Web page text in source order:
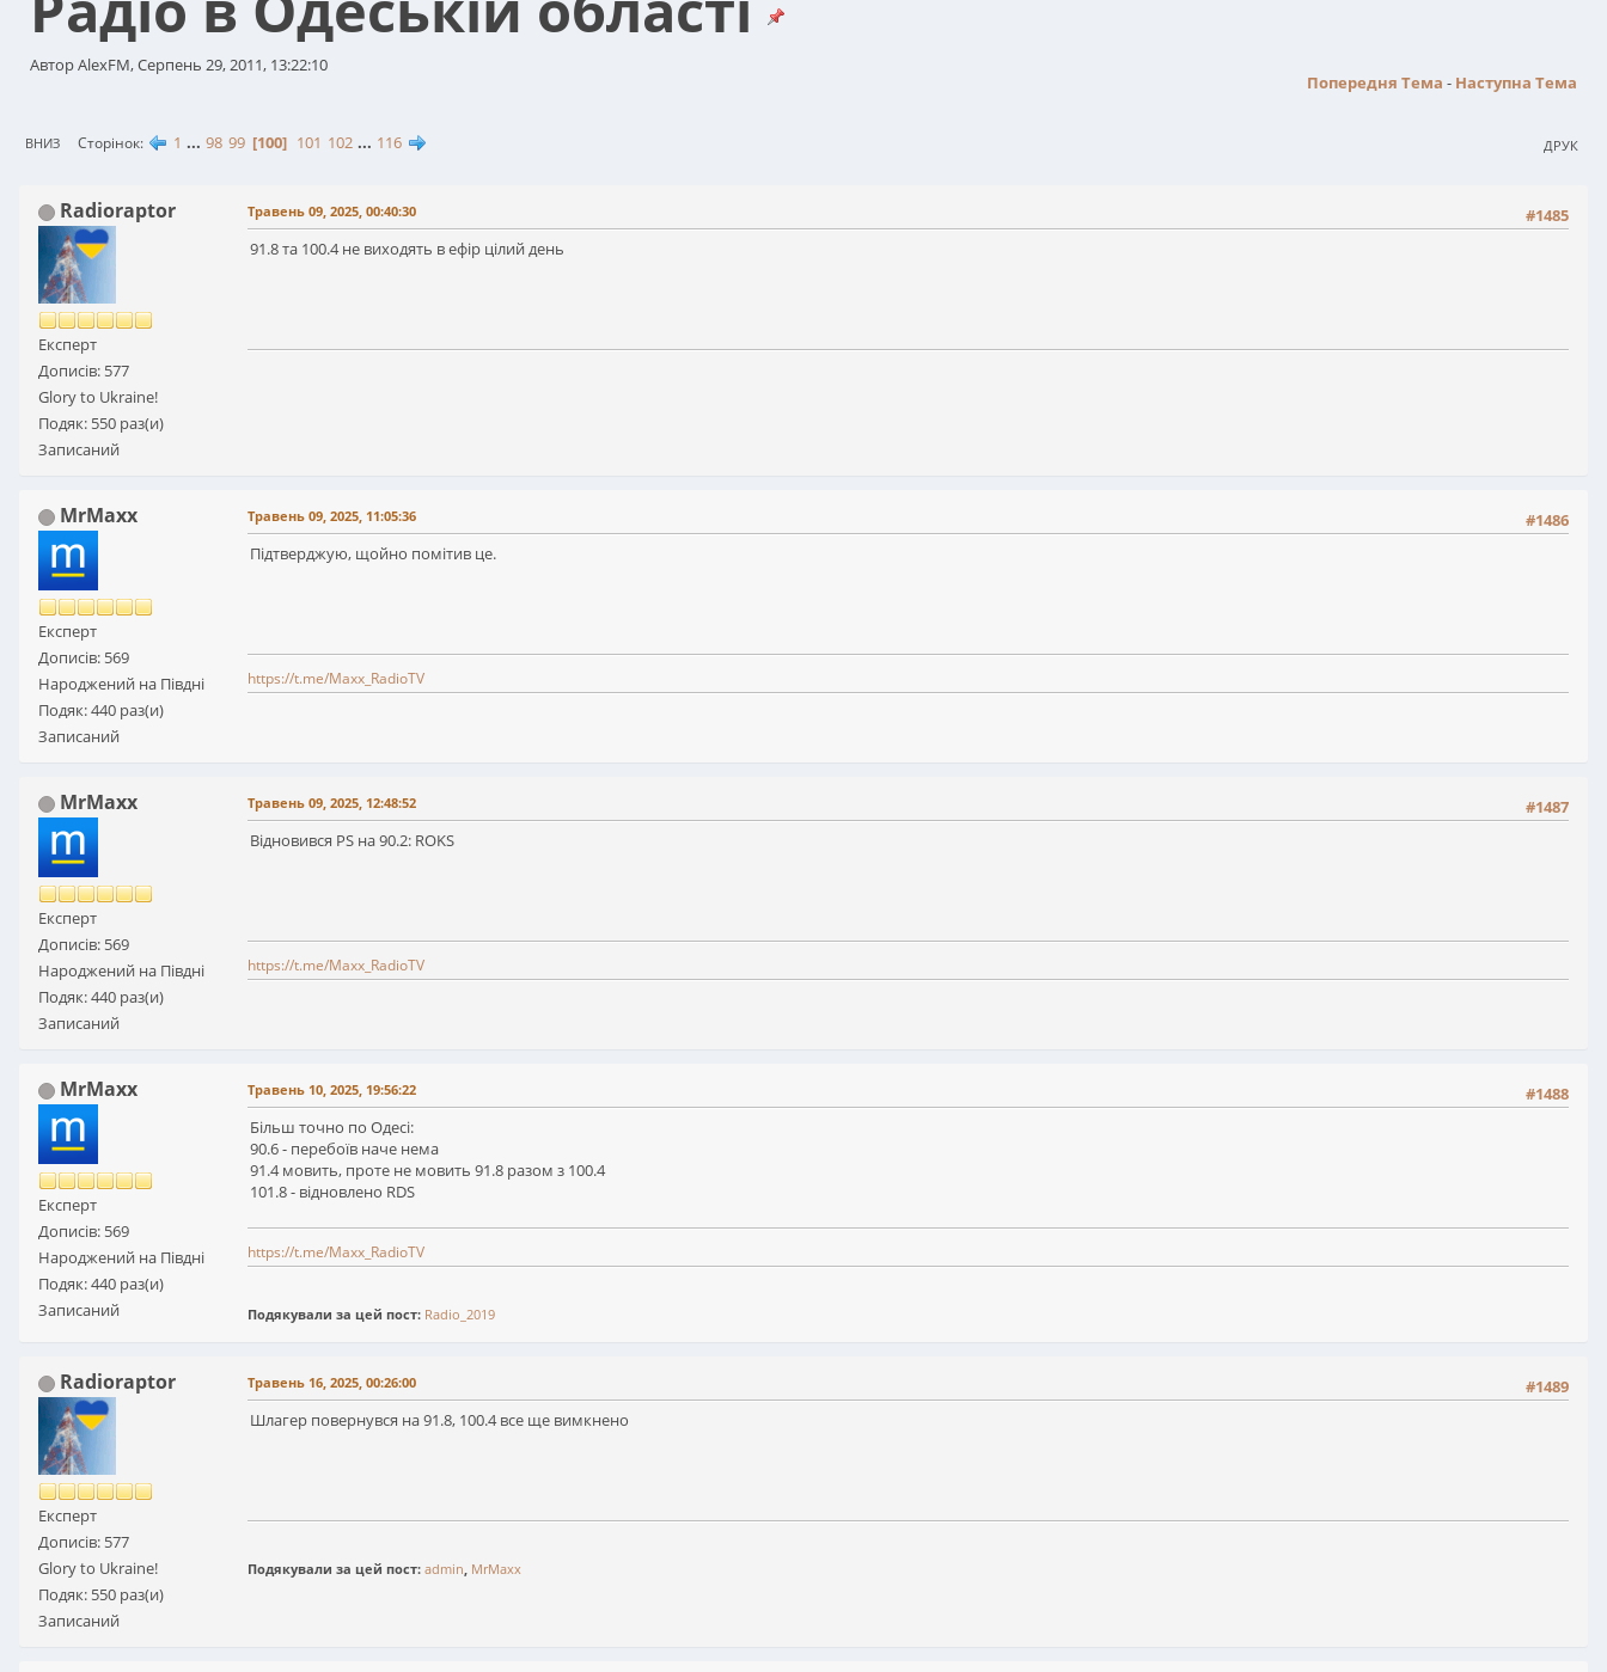
Автор AlexFM, Серпень 29, 2011, 13:22:10
Попередня Тема - Наступна Тема
ДРУК
ВНИЗ Сторінок 1 ... 98 99 100 101 102 ... 116
Radioraptor
Експерт
Дописів: 577
Glory to Ukraine!
Подяк: 550 раз(и)
Записаний
#1485
Травень 09, 2025, 00:40:30
91.8 та 100.4 не виходять в ефір цілий день
MrMaxx
Експерт
Дописів: 569
Народжений на Півдні
Подяк: 440 раз(и)
Записаний
#1486
Травень 09, 2025, 11:05:36
Підтверджую, щойно помітив це.
https://t.me/Maxx_RadioTV
MrMaxx
Експерт
Дописів: 569
Народжений на Півдні
Подяк: 440 раз(и)
Записаний
#1487
Травень 09, 2025, 12:48:52
Відновився PS на 90.2: ROKS
https://t.me/Maxx_RadioTV
MrMaxx
Експерт
Дописів: 569
Народжений на Півдні
Подяк: 440 раз(и)
Записаний
#1488
Травень 10, 2025, 19:56:22
Більш точно по Одесі:
90.6 - перебоїв наче нема
91.4 мовить, проте не мовить 91.8 разом з 100.4
101.8 - відновлено RDS
https://t.me/Maxx_RadioTV
Подякували за цей пост: Radio_2019
Radioraptor
Експерт
Дописів: 577
Glory to Ukraine!
Подяк: 550 раз(и)
Записаний
#1489
Травень 16, 2025, 00:26:00
Шлагер повернувся на 91.8, 100.4 все ще вимкнено
Подякували за цей пост: admin, MrMaxx